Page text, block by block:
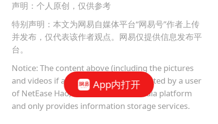
声明：个人原创，仅供参考
特别声明：本文为网易自媒体平台“网易号”作者上传
并发布，仅代表该作者观点。网易仅提供信息发布平
台。
Notice: The content above (including the pictures
and videos if any) is uploaded and posted by a user
of NetEase Hao, which is a social media platform
and only provides information storage services.
App内打开